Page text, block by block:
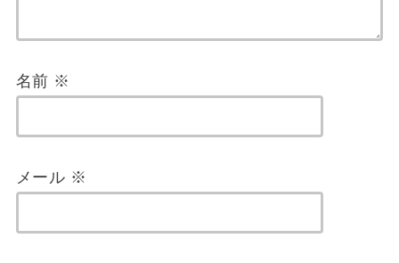
名前 ※
メール ※